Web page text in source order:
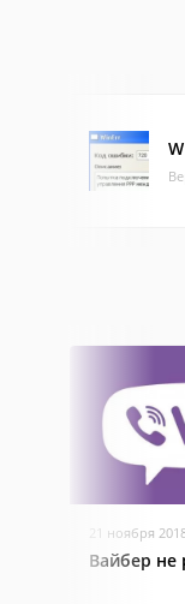
21 ноября
Вайбер не